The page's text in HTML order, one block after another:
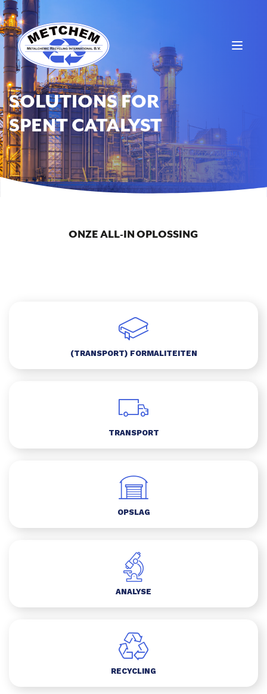
SOLUTIONS FOR
SPENT CATALYST
ONZE ALL-IN OPLOSSING
(TRANSPORT) FORMALITEITEN
TRANSPORT
OPSLAG
ANALYSE
RECYCLING